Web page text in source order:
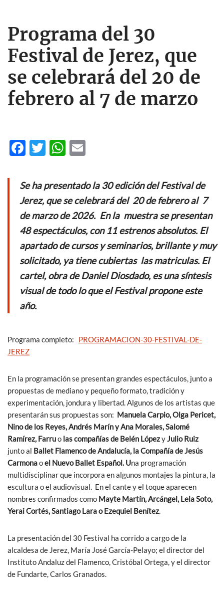
Programa del 30
Festival de Jerez, que
se celebrará del 20 de
febrero al 7 de marzo
F
e
b
o
o
k
T
itt
er
W
at
s
A
p
p
ail
Se ha presentado la 30 edición del Festival de
Jerez, que se celebrará del 20 de febrero al 7
de marzo de 2026. En la muestra se presentan
48 espectáculos, con 11 estrenos absolutos. El
apartado de cursos y seminarios, brillante y muy
solicitado, ya tiene cubiertas las matriculas. El
cartel, obra de Daniel Diosdado, es una síntesis
visual de todo lo que el Festival propone este
año.
Programa completo: PROGRAMACION-30-FESTIVAL-DE-
JEREZ
En la programación se presentan grandes espectáculos, junto a
propuestas de mediano y pequeño formato, tradición y
experimentación, jondura y libertad. Algunos de los artistas que
presentarán sus propuestas son: Manuela Carpio, Olga Pericet,
Nino de los Reyes, Andrés Marín y Ana Morales, Salomé
Ramírez, Farruo las compañías de Belén LópezyJulio Ruiz
junto al Ballet Flamenco de Andalucía, la Compañía de Jesús
Carmonaoel Nuevo Ballet Español. Una programación
multidisciplinar que incorpora en algunos montajes la pintura, la
escultura o el audiovisual. En el cante y el toque aparecen
nombres confirmados como Mayte Martín, Arcángel, Lela Soto,
Yerai Cortés, Santiago Lara o Ezequiel Benítez.
La presentación del 30 Festival ha corrido a cargo de la
alcaldesa de Jerez, María José García-Pelayo; el director del
Instituto Andaluz del Flamenco, Cristóbal Ortega, y el director
de Fundarte, Carlos Granados.